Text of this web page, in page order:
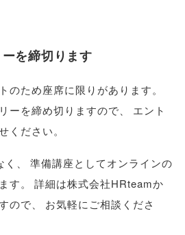
を締切ります
のため座席に限りがあります。
ーを締め切りますので、
エント
ください。
、
準備講座としてオンラインの
す。
詳細は株式会社HRteamか
ので、
お気軽にご相談くださ